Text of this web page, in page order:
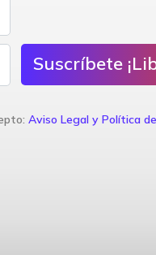
Suscríbete
Aviso Legal y Política